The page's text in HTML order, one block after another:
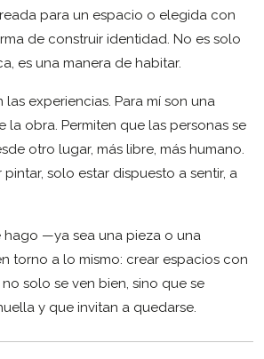
para un espacio o elegida con
de construir identidad. No es solo
es una manera de habitar.
las experiencias. Para mí son una
la obra. Permiten que las personas se
otro lugar, más libre, más humano.
solo estar dispuesto a sentir, a
—ya sea una pieza o una
torno a lo mismo: crear espacios con
solo se ven bien, sino que se
y que invitan a quedarse.